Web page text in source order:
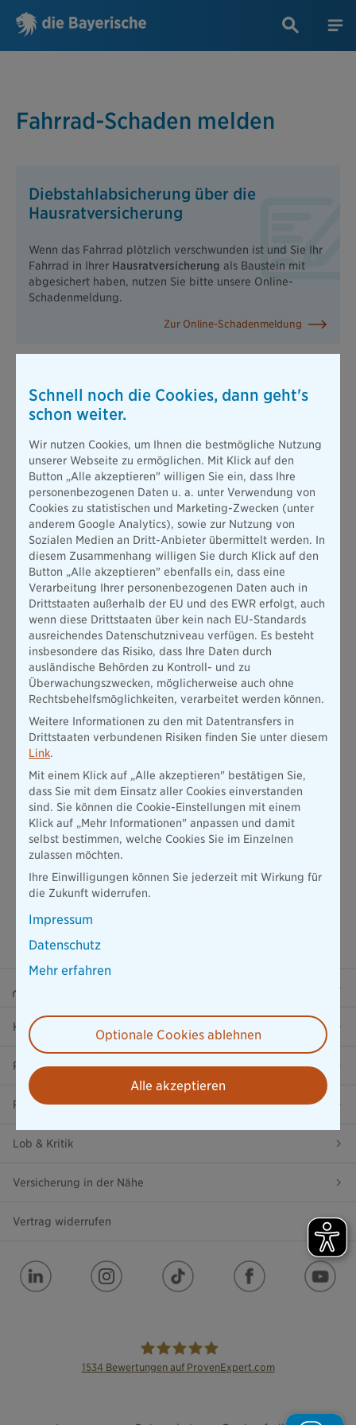
Fahrrad-Schaden melden
Diebstahlabsicherung über die
Hausratversicherung
Wenn das Fahrrad plötzlich verschwunden ist und Sie Ihr
Fahrrad in Ihrer Hausratversicherung als Baustein mit
abgesichert haben, nutzen Sie bitte unsere Online-
Schadenmeldung.
Zur Online-Schadenmeldung
Diebstahl-/Schadenabsicherung über
die Fahrradversicherung
Wenn Ihr Fahrrad gestohlen oder beschädigt wurde und
Sie Ihr Fahrrad über die Fahrradversicherung der
Bayerischen abgesichert haben, melden Sie den Schaden
bitte über dieOnline-Schadenmeldung "Hausrat &
Wohngebäude".
Zur Online-Schadenmeldung "Hausrat-/Wohngebäude"
Schutzbrief über die
Fahrradversicherung
Für Leistungen im Rahmen des Fahrrad-Schutzbriefs
bieten wir aktive Hilfe per Telefon unter folgender
Nummer:
+49 (0)89-6787 5055
Karriere
Presse
Ratgeber
Lob & Kritik
Versicherung in der Nähe
Vertrag widerrufen
1534 Bewertungen auf ProvenExpert.com
Schnell noch die Cookies, dann geht's
schon weiter.
Wir nutzen Cookies, um Ihnen die bestmögliche Nutzung
unserer Webseite zu ermöglichen. Mit Klick auf den
Button „Alle akzeptieren" willigen Sie ein, dass Ihre
personenbezogenen Daten u. a. unter Verwendung von
Cookies zu statistischen und Marketing-Zwecken (unter
anderem Google Analytics), sowie zur Nutzung von
Sozialen Medien an Dritt-Anbieter übermittelt werden. In
diesem Zusammenhang willigen Sie durch Klick auf den
Button „Alle akzeptieren" ebenfalls ein, dass eine
Verarbeitung Ihrer personenbezogenen Daten auch in
Drittstaaten außerhalb der EU und des EWR erfolgt, auch
wenn diese Drittstaaten über kein nach EU-Standards
ausreichendes Datenschutzniveau verfügen. Es besteht
insbesondere das Risiko, dass Ihre Daten durch
ausländische Behörden zu Kontroll- und zu
Überwachungszwecken, möglicherweise auch ohne
Rechtsbehelfsmöglichkeiten, verarbeitet werden können.
Weitere Informationen zu den mit Datentransfers in
Drittstaaten verbundenen Risiken finden Sie unter diesem
Link.
Mit einem Klick auf „Alle akzeptieren" bestätigen Sie,
dass Sie mit dem Einsatz aller Cookies einverstanden
sind. Sie können die Cookie-Einstellungen mit einem
Klick auf „Mehr Informationen" anpassen und damit
selbst bestimmen, welche Cookies Sie im Einzelnen
zulassen möchten.
Ihre Einwilligungen können Sie jederzeit mit Wirkung für
die Zukunft widerrufen.
Impressum
Datenschutz
Mehr erfahren
Optionale Cookies ablehnen
Alle akzeptieren